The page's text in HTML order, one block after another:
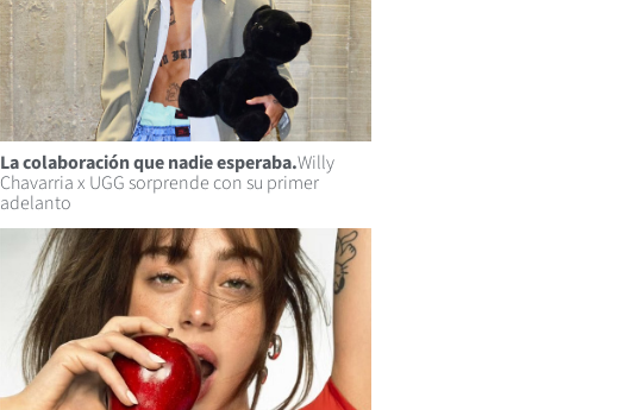
La colaboración que nadie esperaba.Willy
Chavarria x UGG sorprende con su primer
adelanto